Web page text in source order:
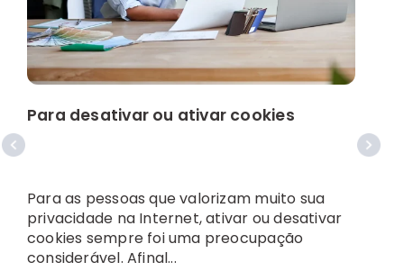
Para desativar ou ativar cookies
Para as pessoas que valorizam muito sua
privacidade na Internet, ativar ou desativar
cookies sempre foi uma preocupação
considerável. Afinal...